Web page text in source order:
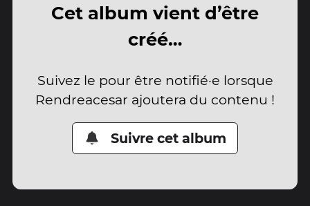
Cet album vient d’être
créé…
Suivez le pour être notifié·e lorsque
Rendreacesar ajoutera du contenu !
Suivre cet album